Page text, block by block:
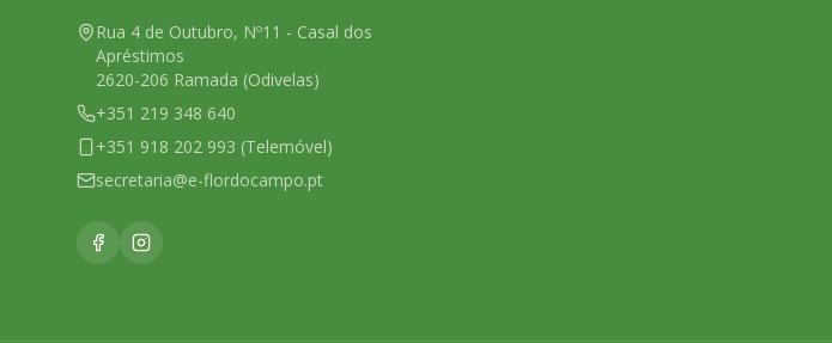
Rua 4 de Outubro, Nº11 - Casal dos
Apréstimos
2620-206 Ramada (Odivelas)
+351 219 348 640
+351 918 202 993 (Telemóvel)
secretaria@e-flordocampo.pt